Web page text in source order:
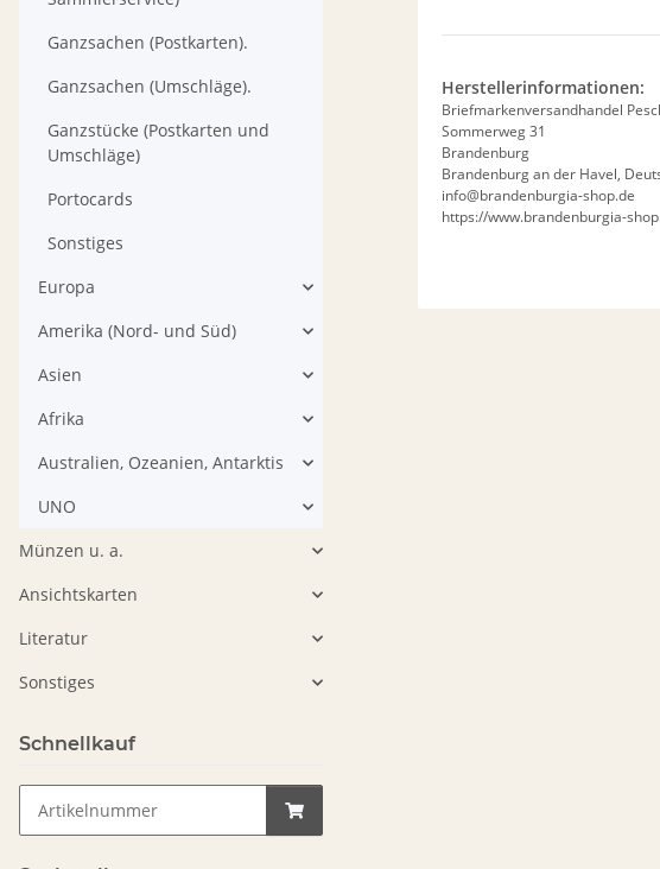
Herstellerinformationen:
Briefmarkenversandhandel
Sommerweg 31
Brandenburg
Brandenburg an der Havel,
info@brandenburgia-shop.de
https://www.brandenburgia-
Ganzsachen (Postkarten).
Ganzsachen (Umschläge).
Ganzstücke (Postkarten und
Umschläge)
Portocards
Sonstiges
Europa
Amerika (Nord- und Süd)
Asien
Afrika
Australien, Ozeanien, Antarktis
UNO
Münzen u. a.
Ansichtskarten
Literatur
Sonstiges
Schnellkauf